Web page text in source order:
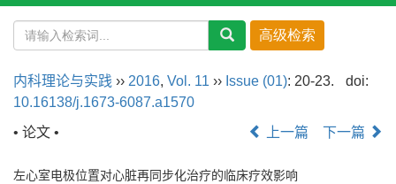
航
内科理论与实践 ›› 2016, Vol. 11 ›› Issue (01): 20-23.
doi:
10.16138/j.1673-6087.a1570
• 论文 •
上一篇 下一篇
左心室电极位置对心脏再同步化治疗的临床疗效影响